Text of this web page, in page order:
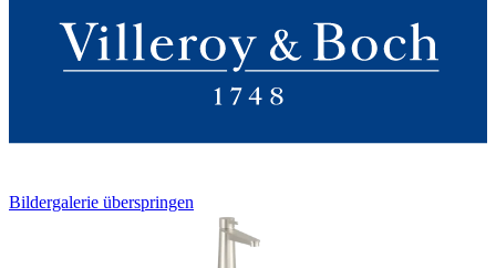
Bildergalerie überspringen